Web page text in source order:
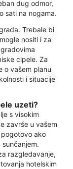
dug odmor,
sati na nogama.
Trebale bi
nositi i za
cipele. Za
o vašem planu
i situacije
uzeti?
s visokim
završe u vašem
ako
razgledavanje,
hotelskim